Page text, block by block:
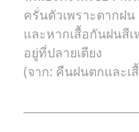
ครั่นตัวเพราะตากฝน
และหากเสื้อกันฝนสี
อยู่ที่ปลายเตียง
(จาก: คืนฝนตกและเ